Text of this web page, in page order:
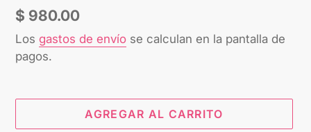
Precio
habitual
$ 980.00
Los gastos de envío se calculan en la pantalla de
pagos.
AGREGAR AL CARRITO